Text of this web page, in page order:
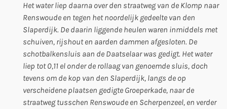
Het water liep daarna over den straatweg van de Klomp naar
Renswoude en tegen het noordelijk gedeelte van den
Slaperdijk. De daarin liggende heulen waren inmiddels met
schuiven, rijshout en aarden dammen afgesloten. De
schotbalkensluis aan de Daatselaar was gedigt. Het water
liep tot 0,11 el onder de rollaag van genoemde sluis, doch
tevens om de kop van den Slaperdijk, langs de op
verscheidene plaatsen gedigte Groeperkade, naar de
straatweg tusschen Renswoude en Scherpenzeel, en verder